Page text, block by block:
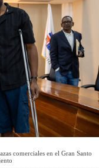
comerciales en el Gran Santo